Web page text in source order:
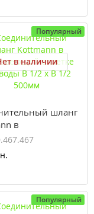
Популярный
в наличии
шланг
в
оплетке
В 1/2 x В 1/2
Популярный